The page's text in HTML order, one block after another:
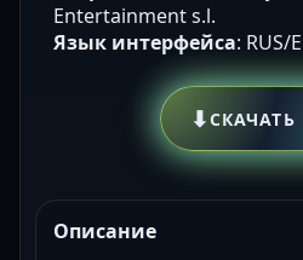
Entertainment s.l.
Язык интерфейса: RUS/
⬇СКАЧАТЬ
Описание